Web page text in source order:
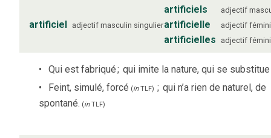
artificiel adjectif masculin singulier
artificiels adjectif
artificielle adjectif
artificielles adjectif
Qui est fabriqué; qui imite la nature, qui se
Feint, simulé, forcé (inTLF) ; qui n’a rien de naturel, de
spontané. (inTLF)